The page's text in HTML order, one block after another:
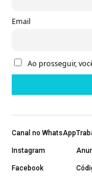
Email
Ao prosseguir,
Canal no WhatsApp
Instagram
Facebook